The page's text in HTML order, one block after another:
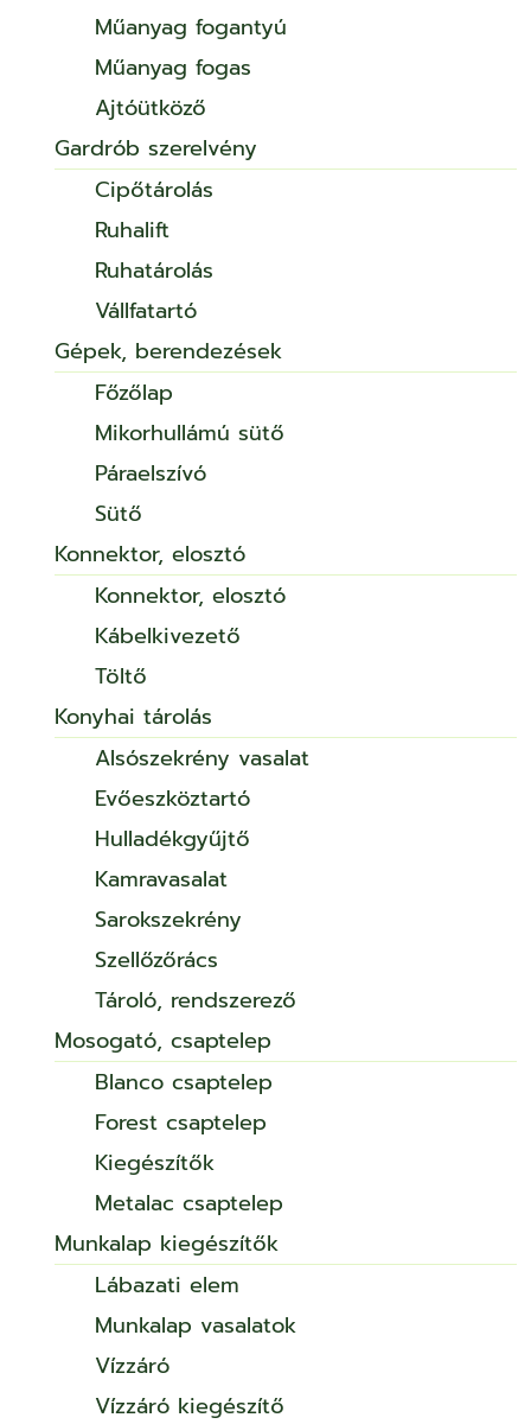
Műanyag fogantyú
Műanyag fogas
Ajtóütköző
Gardrób szerelvény
Cipőtárolás
Ruhalift
Ruhatárolás
Vállfatartó
Gépek, berendezések
Főzőlap
Mikorhullámú sütő
Páraelszívó
Sütő
Konnektor, elosztó
Konnektor, elosztó
Kábelkivezető
Töltő
Konyhai tárolás
Alsószekrény vasalat
Evőeszköztartó
Hulladékgyűjtő
Kamravasalat
Sarokszekrény
Szellőzőrács
Tároló, rendszerező
Mosogató, csaptelep
Blanco csaptelep
Forest csaptelep
Kiegészítők
Metalac csaptelep
Munkalap kiegészítők
Lábazati elem
Munkalap vasalatok
Vízzáró
Vízzáró kiegészítő